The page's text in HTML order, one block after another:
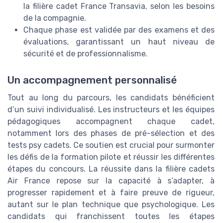
la filière cadet France Transavia, selon les besoins
de la compagnie.
Chaque phase est validée par des examens et des
évaluations, garantissant un haut niveau de
sécurité et de professionnalisme.
Un accompagnement personnalisé
Tout au long du parcours, les candidats bénéficient
d’un suivi individualisé. Les instructeurs et les équipes
pédagogiques accompagnent chaque cadet,
notamment lors des phases de pré-sélection et des
tests psy cadets. Ce soutien est crucial pour surmonter
les défis de la formation pilote et réussir les différentes
étapes du concours. La réussite dans la filière cadets
Air France repose sur la capacité à s’adapter, à
progresser rapidement et à faire preuve de rigueur,
autant sur le plan technique que psychologique. Les
candidats qui franchissent toutes les étapes